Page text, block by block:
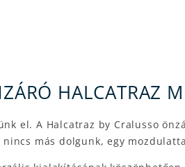
HALCATRAZ
el. A Halcatraz by Cralusso
más dolgunk, egy